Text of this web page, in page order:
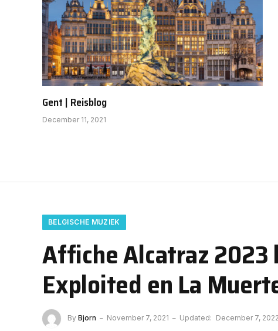
Gent | Reisblog
December 11, 2021
BELGISCHE MUZIEK
Affiche Alcatraz 2023
Exploited en La
By Bjorn November 7, 2021 Updated: December 7, 2022